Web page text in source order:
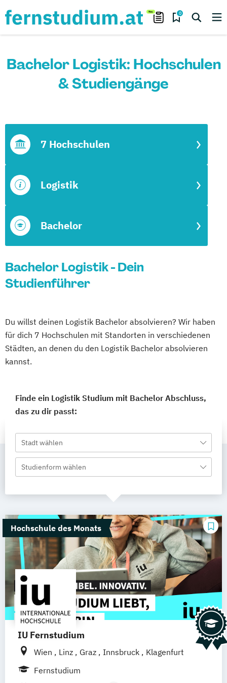
0
Bachelor Logistik: Hochschulen
& Studiengänge
Bachelor
Logistik
7 Hochschulen
Bachelor Logistik - Dein
Studienführer
Du willst deinen Logistik Bachelor absolvieren? Wir haben
für dich 7 Hochschulen mit Standorten in verschiedenen
Städten, an denen du den Logistik Bachelor absolvieren
kannst.
Finde ein Logistik Studium mit Bachelor Abschluss,
das zu dir passt:
Stadt wählen
Studienform wählen
Hochschule des Monats
IU Fernstudium
Wien Linz Graz Innsbruck
Klagenfurt
Fernstudium